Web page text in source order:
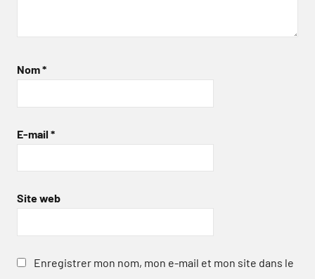
Nom*
E-mail *
Site web
Enregistrer mon nom, mon e-mail et mon site dans le